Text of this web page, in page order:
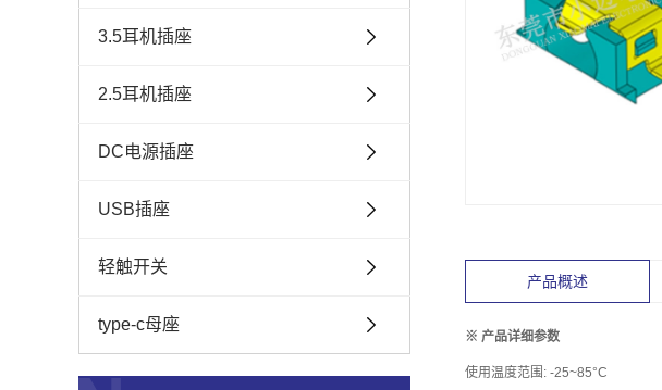
3.5耳机插座
2.5耳机插座
DC电源插座
USB插座
轻触开关
type-c母座
产品概述
※ 产品详细参数
使用温度范围: -25~85°C